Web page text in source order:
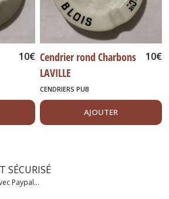
10€ Cendrier rond Charbons
LAVILLE
10€
CENDRIERS PUB
AJOUTER
SÉCURISÉ
Paypal...